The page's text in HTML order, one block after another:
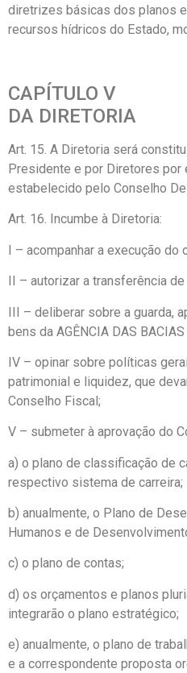
diretrizes básicas dos planos
recursos hídricos do Estado,
CAPÍTULO V
DA DIRETORIA
Art. 15. A Diretoria será
Presidente e por Diretores por
estabelecido pelo Conselho
Art. 16. Incumbe à Diretoria:
I – acompanhar a execução do
II – autorizar a transferência
III – deliberar sobre a guarda,
bens da AGÊNCIA DAS
IV – opinar sobre políticas
patrimonial e liquidez, que
Conselho Fiscal;
V – submeter à aprovação do
a) o plano de classificação de
respectivo sistema de carreira;
b) anualmente, o Plano de
Humanos e de
c) o plano de contas;
d) os orçamentos e planos
integrarão o plano estratégico;
e) anualmente, o plano de
e a correspondente proposta